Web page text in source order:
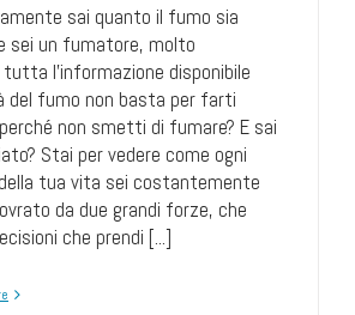
sai quanto il fumo sia
sei un fumatore, molto
l’informazione disponibile
del fumo non basta per farti
non smetti di fumare? E sai
Stai per vedere come ogni
tua vita sei costantemente
da due grandi forze, che
che prendi [...]